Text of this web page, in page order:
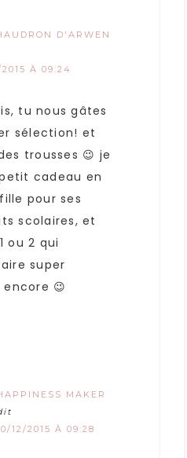
D'ARWEN
2015 À 09:24
tu nous gâtes
sélection! et
trousses 😉 je
cadeau en
pour ses
scolaires, et
ou 2 qui
super
😉
MAKER
12/2015 À 09:28